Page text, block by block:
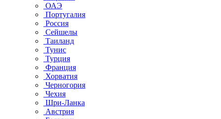
ОАЭ
Португалия
Россия
Сейшелы
Таиланд
Тунис
Турция
Франция
Хорватия
Черногория
Чехия
Шри-Ланка
Австрия